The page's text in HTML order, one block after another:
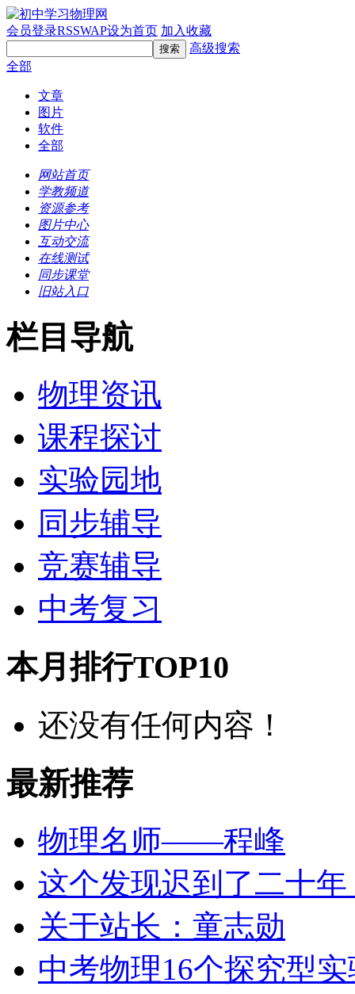
会员登录RSSWAP设为首页 加入收藏
高级搜索
全部
文章
图片
软件
全部
网站首页
学教频道
资源参考
图片中心
互动交流
在线测试
同步课堂
旧站入口
栏目导航
物理资讯
课程探讨
实验园地
同步辅导
竞赛辅导
中考复习
本月排行TOP10
还没有任何内容！
最新推荐
物理名师——程峰
这个发现迟到了二十
关于站长：童志勋
中考物理16个探究型